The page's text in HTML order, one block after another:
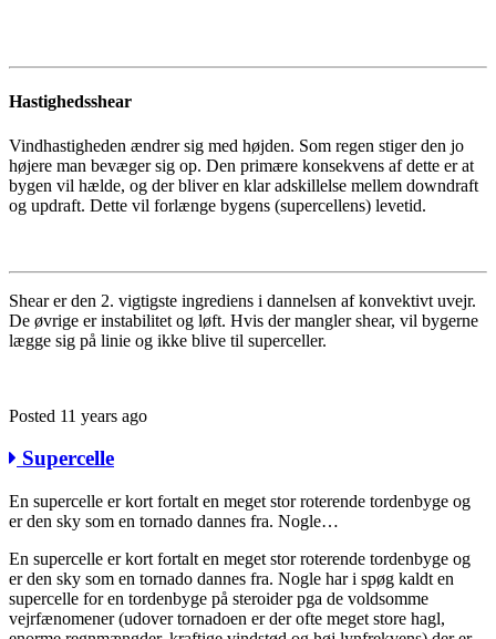
Hastighedsshear
Vindhastigheden ændrer sig med højden. Som regen stiger den jo
højere man bevæger sig op. Den primære konsekvens af dette er at
bygen vil hælde, og der bliver en klar adskillelse mellem downdraft
og updraft. Dette vil forlænge bygens (supercellens) levetid.
Shear er den 2. vigtigste ingrediens i dannelsen af konvektivt uvejr.
De øvrige er instabilitet og løft. Hvis der mangler shear, vil bygerne
lægge sig på linie og ikke blive til superceller.
Posted 11 years ago
Supercelle
En supercelle er kort fortalt en meget stor roterende tordenbyge og
er den sky som en tornado dannes fra. Nogle…
En supercelle er kort fortalt en meget stor roterende tordenbyge og
er den sky som en tornado dannes fra. Nogle har i spøg kaldt en
supercelle for en tordenbyge på steroider pga de voldsomme
vejrfænomener (udover tornadoen er der ofte meget store hagl,